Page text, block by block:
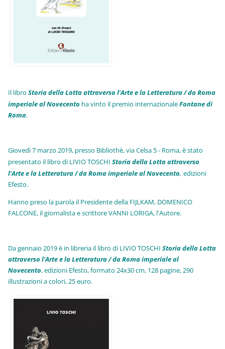
Il libroStoria della Lotta attraverso l'Arte e la Letteratura / da Roma
imperiale al Novecento ha vinto il premio internazionaleFontane di
Roma.
Giovedì 7 marzo 2019, presso Bibliothè, via Celsa 5 - Roma, è stato
presentato il libro di LIVIO TOSCHIStoria della Lotta attraverso
l'Arte e la Letteratura / da Roma imperiale al Novecento, edizioni
Efesto.
Hanno preso la parola il Presidente della FIJLKAM, DOMENICO
FALCONE, il giornalista e scrittore VANNI LORIGA, l'Autore.
Da gennaio 2019 è in libreria il libro di LIVIO TOSCHIStoria della Lotta
attraverso l'Arte e la Letteratura / da Roma imperiale al
Novecento, edizioni Efesto, formato 24x30 cm, 128 pagine, 290
illustrazioni a colori, 25 euro.